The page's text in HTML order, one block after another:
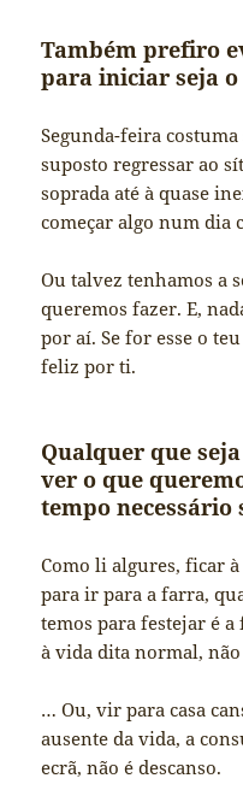
Também prefiro
para iniciar seja
Segunda-feira
suposto regressar ao
soprada até à quase
começar algo num dia
Ou talvez tenhamos a
queremos fazer. E,
por aí. Se for esse o
feliz por ti.
Qualquer que
ver o que
tempo
Como li algures, ficar
para ir para a farra,
temos para festejar é
à vida dita normal,
… Ou, vir para casa
ausente da vida, a
ecrã, não é descanso.